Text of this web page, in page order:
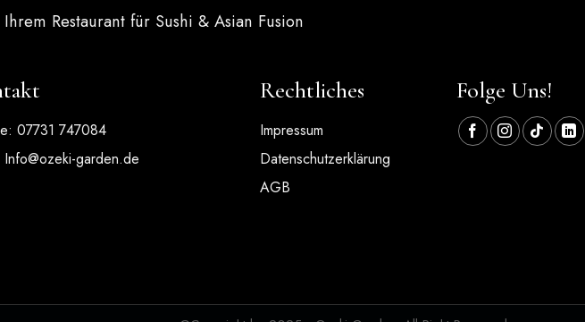
Restaurant für Sushi & Asian Fusion
07731 747084
Info@ozeki-garden.de
Rechtliches
Impressum
Datenschutzerklärung
AGB
Folge Uns!